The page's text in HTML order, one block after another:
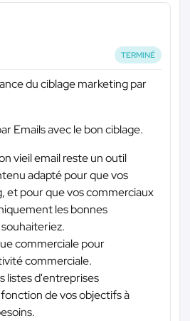
TERMINÉ
du ciblage marketing par
Emails avec le bon ciblage.
vieil email reste un outil
adapté pour que vos
et pour que vos commerciaux
les bonnes
commerciale pour
commerciale.
listes d'entreprises
de vos objectifs à